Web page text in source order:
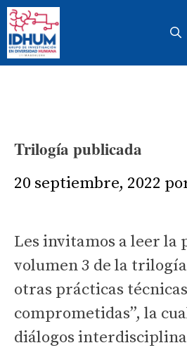
Saltar
al
contenido
Trilogía publicada
20 septiembre, 2022
Les invitamos a leer la
volumen 3 de la
otras prácticas técnicas
comprometidas”, la
diálogos